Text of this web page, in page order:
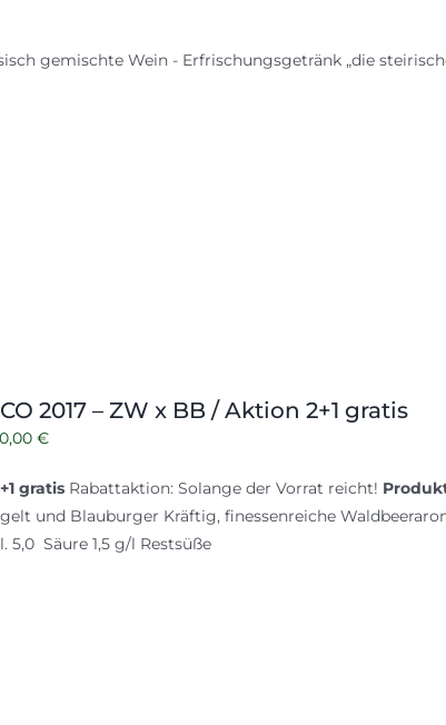
gemischte Wein - Erfrischungsgetränk „die
2017 – ZW x BB / Aktion 2+1 gratis
€
€Aktueller
ist:
10,00 €.
gratisRabattaktion: Solange der Vorrat reicht!
und Blauburger Kräftig, finessenreiche
5,0 Säure 1,5 g/l Restsüße